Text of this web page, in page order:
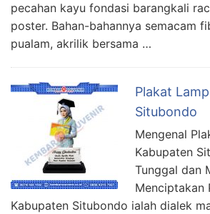
pecahan kayu fondasi barangkali
poster. Bahan-bahannya semacam
pualam, akrilik bersama …
Plakat
Situbondo
Mengenal
Kabupaten
Tunggal dan
Menciptakan
Kabupaten Situbondo ialah dialek